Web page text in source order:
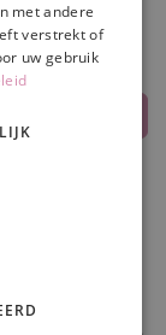
met andere
verstrekt of
uw gebruik